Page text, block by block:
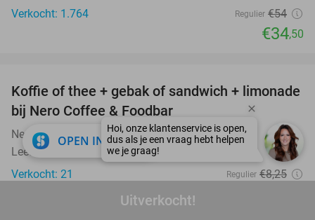
Uitverkocht!
Verkocht: 1.764
Regulier €54
€34,50
33%
Koffie of thee + gebak of sandwich + limonade
bij Nero Coffee & Foodbar
Nero Coffee & Foodbar 9.8star
Leeuwarden
Verkocht: 21
Regulier €8,25
OPEN IN APP close